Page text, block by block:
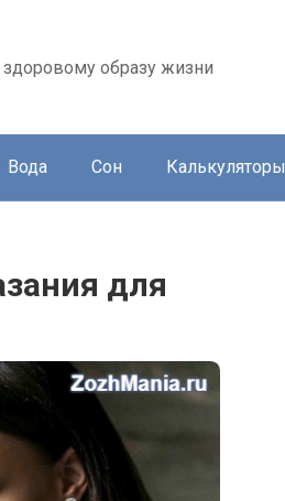
образу жизни
Вода Сон Калькуляторы
для